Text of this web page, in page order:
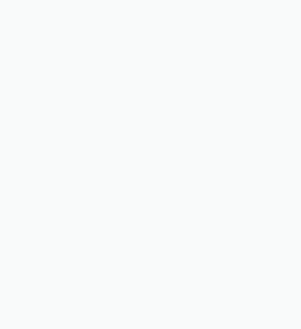
nicht nur eines
ganzer
Neue
oft aus
von bekanntem
und niederschwelliger
Wissen,
und Unternehmen
Wissens- und